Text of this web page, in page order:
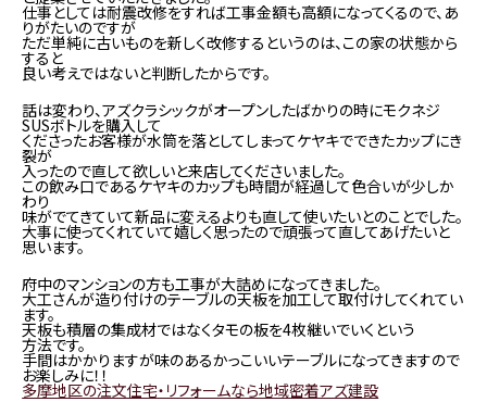
仕事としては耐震改修をすれば工事金額も高額になってくるので、あ
りがたいのですが
ただ単純に古いものを新しく改修するというのは、この家の状態から
すると
良い考えではないと判断したからです。
話は変わり、アズクラシックがオープンしたばかりの時にモクネジ
SUSボトルを購入して
くださったお客様が水筒を落としてしまってケヤキでできたカップにき
裂が
入ったので直して欲しいと来店してくださいました。
この飲み口であるケヤキのカップも時間が経過して色合いが少しか
わり
味がでてきていて新品に変えるよりも直して使いたいとのことでした。
大事に使ってくれていて嬉しく思ったので頑張って直してあげたいと
思います。
府中のマンションの方も工事が大詰めになってきました。
大工さんが造り付けのテーブルの天板を加工して取付けしてくれてい
ます。
天板も積層の集成材ではなくタモの板を4枚継いでいくという
方法です。
手間はかかりますが味のあるかっこいいテーブルになってきますので
お楽しみに！！
多摩地区の注文住宅・リフォームなら地域密着アズ建設